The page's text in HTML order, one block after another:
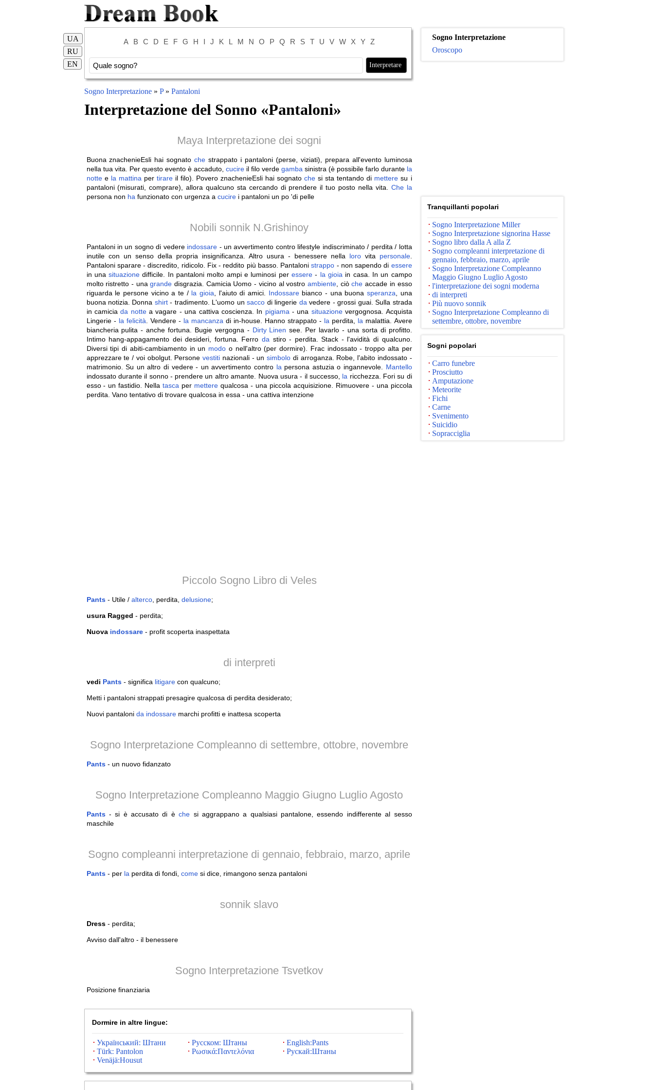
A B C D E F G H I J K L M N O P Q R S T U V W X Y Z
UA
RU
EN
Sogno Interpretazione » P» Pantaloni
Interpretazione del Sonno «Pantaloni»
Maya Interpretazione dei sogni
Buona znachenieEsli hai sognatoche strappato i pantaloni (perse, viziati), prepara all'evento luminosa
nella tua vita. Per questo evento è accaduto, cucireil filo verde gamba sinistra (è possibile farlo durante la
nottee la mattina per tirareil filo). Povero znachenieEsli hai sognatoche si sta tentando di mettere su i
pantaloni (misurati, comprare), allora qualcuno sta cercando di prendere il tuo posto nella vita. Che la
persona non ha funzionato con urgenza a cucirei pantaloni un po 'di pelle
Nobili sonnik N.Grishinoy
Pantaloni in un sogno di vedere indossare - un avvertimento contro lifestyle indiscriminato / perdita / lotta
inutile con un senso della propria insignificanza. Altro usura - benessere nella lorovita personale.
Pantaloni sparare - discredito, ridicolo. Fix - reddito più basso. Pantalonistrappo - non sapendo di essere
in unasituazione difficile. In pantaloni molto ampi e luminosi per essere- la gioia in casa. In un campo
molto ristretto - unagrande disgrazia. Camicia Uomo - vicino al vostro ambiente, ciòche accade in esso
riguarda le persone vicino a te / la gioia , l'aiuto di amici. Indossarebianco - una buona speranza , una
buona notizia. Donna shirt- tradimento. L'uomo unsacco di lingerie da vedere - grossi guai. Sulla strada
in camiciada nottea vagare - una cattiva coscienza. In pigiama - una situazionevergognosa. Acquista
Lingerie - la felicità . Vendere - la mancanza di in-house. Hanno strappato - la perdita, la malattia. Avere
biancheria pulita - anche fortuna. Bugie vergogna - Dirty Linen see. Per lavarlo - una sorta di profitto.
Intimo hang-appagamento dei desideri, fortuna. Ferro da stiro - perdita. Stack - l'avidità di qualcuno.
Diversi tipi di abiti-cambiamento in un modo o nell'altro (per dormire). Frac indossato - troppo alta per
apprezzare te / voi obolgut. Persone vestiti nazionali - un simbolo di arroganza. Robe, l'abito indossato -
matrimonio. Su un altro di vedere - un avvertimento contro la persona astuzia o ingannevole. Mantello
indossato durante il sonno - prendere un altro amante. Nuova usura - il successo, la ricchezza. Fori su di
esso - un fastidio. Nellatasca per mettere qualcosa - una piccola acquisizione. Rimuovere - una piccola
perdita. Vano tentativo di trovare qualcosa in essa - una cattiva intenzione
Piccolo Sogno Libro di Veles
Pants - Utile / alterco, perdita, delusione;
usura Ragged - perdita;
Nuova indossare - profit scoperta inaspettata
di interpreti
vedi Pants - significa litigarecon qualcuno;
Metti i pantaloni strappati presagire qualcosa di perdita desiderato;
Nuovi pantaloni da indossaremarchi profitti e inattesa scoperta
Sogno Interpretazione Compleanno di settembre, ottobre, novembre
Pants - un nuovo fidanzato
Sogno Interpretazione Compleanno Maggio Giugno Luglio Agosto
Pants - si è accusato di èche si aggrappano a qualsiasi pantalone, essendo indifferente al sesso
maschile
Sogno compleanni interpretazione di gennaio, febbraio, marzo, aprile
Pants - per la perdita di fondi, comesi dice, rimangono senza pantaloni
sonnik slavo
Dress - perdita;
Avviso dall'altro - il benessere
Sogno Interpretazione Tsvetkov
Posizione finanziaria
Dormire in altre lingue:
Український: Штани Русском: Штаны
English:Pants
Türk: Pantolon
Ρωσικά:Παντελόνια
Рускай:Штаны
Venäjä:Housut
Sogno Interpretazione
Oroscopo
Tranquillanti popolari
Sogno Interpretazione Miller
Sogno Interpretazione signorina Hasse
Sogno libro dalla A alla Z
Sogno compleanni interpretazione di
gennaio, febbraio, marzo, aprile
Sogno Interpretazione Compleanno
Maggio Giugno Luglio Agosto
l'interpretazione dei sogni moderna
di interpreti
Più nuovo sonnik
Sogno Interpretazione Compleanno di
settembre, ottobre, novembre
Sogni popolari
Carro funebre
Prosciutto
Amputazione
Meteorite
Fichi
Carne
Svenimento
Suicidio
Sopracciglia